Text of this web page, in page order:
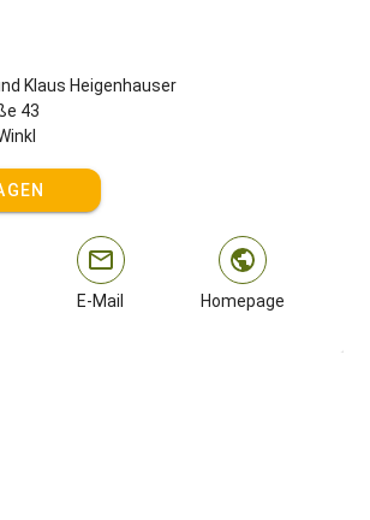
Klaus Heigenhauser
43
E-Mail Homepage